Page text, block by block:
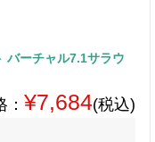
バーチャル7.1サラウ
¥7,684(税込)